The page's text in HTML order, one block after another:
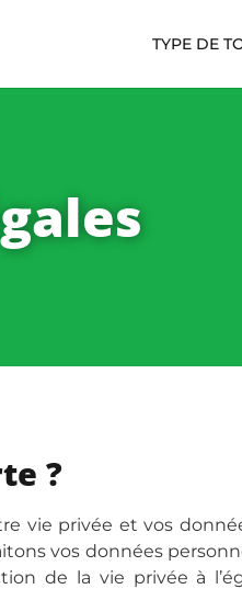
TYPE DE
?
vie privée et vos
vos données
de la vie privée à